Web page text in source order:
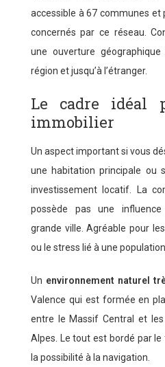
accessible à 67 communes et
concernés par ce réseau.
une ouverture
région et jusqu’à l’étranger.
Le cadre idéal
immobilier
Un aspect important si vous
une habitation principale ou
investissement locatif. La
possède pas une
grande ville. Agréable pour
ou le stress lié à une
Un environnement naturel
Valence qui est formée en
entre le Massif Central et
Alpes. Le tout est bordé par
la possibilité à la navigation.